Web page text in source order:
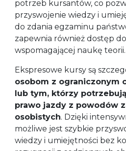
potrzeb kursantów, co
przyswojenie wiedzy i
do zdania egzaminu
zapewnia również dostęp
wspomagającej naukę teorii.
Ekspresowe kursy są
osobom z ograniczonym
lub tym, którzy
prawo jazdy z powodów
osobistych. Dzięki
możliwe jest szybkie
wiedzy i umiejętności bez